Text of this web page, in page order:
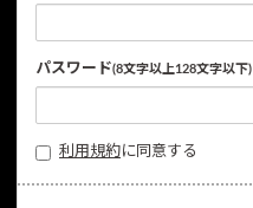
パスワード(8文字以上128文字以下)
利用規約に同意する